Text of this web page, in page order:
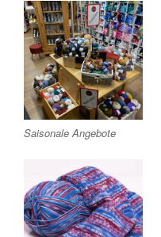
Saisonale Angebote